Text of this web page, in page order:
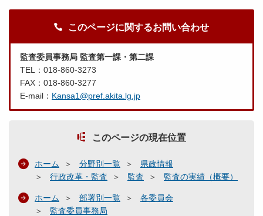
このページに関するお問い合わせ
監査委員事務局 監査第一課・第二課
TEL：018-860-3273
FAX：018-860-3277
E-mail： Kansa1@pref.akita.lg.jp
このページの現在位置
ホーム 分野別一覧
県政情報
行政改革・監査
監査 監査の実績（概要）
ホーム 部署別一覧
各委員会
監査委員事務局